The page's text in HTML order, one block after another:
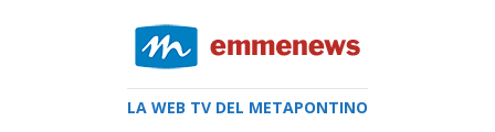
LA WEB TV DEL METAPONTINO